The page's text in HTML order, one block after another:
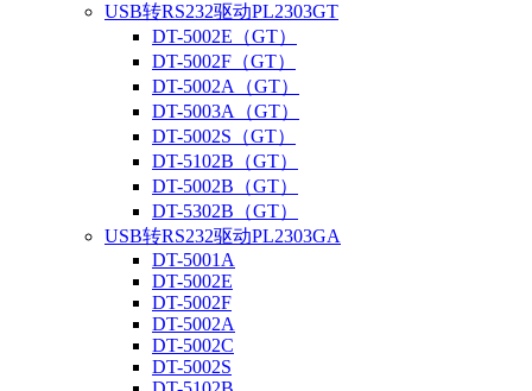
USB转RS232驱动PL2303GT
DT-5002E（GT）
DT-5002F（GT）
DT-5002A（GT）
DT-5003A（GT）
DT-5002S（GT）
DT-5102B（GT）
DT-5002B（GT）
DT-5302B（GT）
USB转RS232驱动PL2303GA
DT-5001A
DT-5002E
DT-5002F
DT-5002A
DT-5002C
DT-5002S